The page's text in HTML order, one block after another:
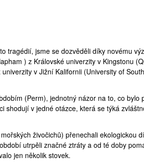
tragédií, jsme se dozvěděli díky novému
) z Královské univerzity v Kingstonu (
univerzity v Jižní Kalifornii (University of
(Perm), jednotný názor na to, co bylo
shodují v jedné otázce, která se týká
živočichů) přenechali ekologickou
utrpěli značné ztráty a od té doby
jen několik stovek.